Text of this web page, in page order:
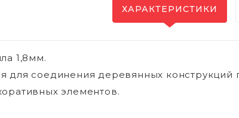
ХАРАКТЕРИСТИКИ
1,8мм.
для соединения деревянных конструкций
элементов.